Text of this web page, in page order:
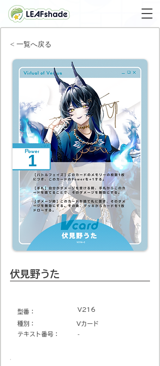
伏見野うた
​型番​： V216
種別：
Vカード
テキスト番号​：
-
< 一覧へ戻る